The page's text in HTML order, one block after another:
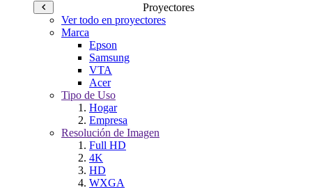
Proyectores
Ver todo en proyectores
Marca
Epson
Samsung
VTA
Acer
Tipo de Uso
Hogar
Empresa
Resolución de Imagen
Full HD
4K
HD
WXGA